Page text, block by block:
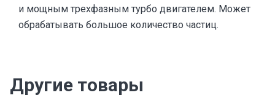
и мощным трехфазным турбо двигателем. Может
обрабатывать большое количество частиц.
Другие товары